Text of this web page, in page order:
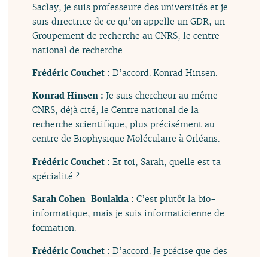
Saclay, je suis professeure des universités et je
suis directrice de ce qu’on appelle un GDR, un
Groupement de recherche au CNRS, le centre
national de recherche.
Frédéric Couchet :D’accord. Konrad Hinsen.
Konrad Hinsen :Je suis chercheur au même
CNRS, déjà cité, le Centre national de la
recherche scientifique, plus précisément au
centre de Biophysique Moléculaire à Orléans.
Frédéric Couchet :Et toi, Sarah, quelle est ta
spécialité ?
Sarah Cohen-Boulakia :C’est plutôt la bio-
informatique, mais je suis informaticienne de
formation.
Frédéric Couchet :D’accord. Je précise que des